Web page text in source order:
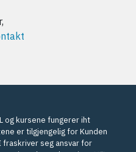
og kursene fungerer iht
er tilgjengelig for Kunden
fraskriver seg ansvar for